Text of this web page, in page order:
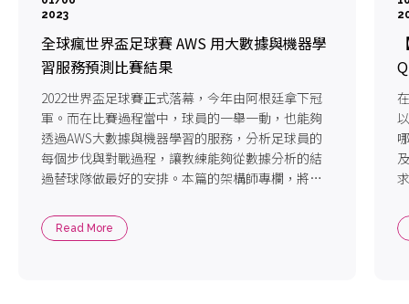
2023
全球瘋世界盃足球賽 AWS 用大數據與機器學
習服務預測比賽結果
2022世界盃足球賽正式落幕，今年由阿根廷拿下冠
軍。而在比賽過程當中，球員的一舉一動，也能夠
透過AWS大數據與機器學習的服務，分析足球員的
每個步伐與對戰過程，讓教練能夠從數據分析的結
過替球隊做最好的安排。本篇的架構師專欄，將帶
Read More